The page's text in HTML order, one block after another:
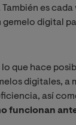
También es
gemelo digital
que hace
digitales,
así
funcionan